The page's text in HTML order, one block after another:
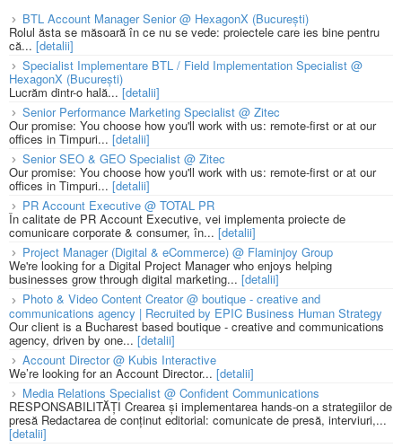
BTL Account Manager Senior @ HexagonX (București)
Rolul ăsta se măsoară în ce nu se vede: proiectele care ies bine pentru
că... [detalii]
Specialist Implementare BTL / Field Implementation Specialist @
HexagonX (București)
Lucrăm dintr-o hală...[detalii]
Senior Performance Marketing Specialist @ Zitec
Our promise: You choose how you'll work with us: remote-first or at our
offices in Timpuri... [detalii]
Senior SEO & GEO Specialist @ Zitec
Our promise: You choose how you'll work with us: remote-first or at our
offices in Timpuri... [detalii]
PR Account Executive @ TOTAL PR
În calitate de PR Account Executive, vei implementa proiecte de
comunicare corporate & consumer, în... [detalii]
Project Manager (Digital & eCommerce) @ Flaminjoy Group
We're looking for a Digital Project Manager who enjoys helping
businesses grow through digital marketing... [detalii]
Photo & Video Content Creator @ boutique - creative and
communications agency | Recruited by EPIC Business Human Strategy
Our client is a Bucharest based boutique - creative and communications
agency, driven by one... [detalii]
Account Director @ Kubis Interactive
We’re looking for an Account Director... [detalii]
Media Relations Specialist @ Confident Communications
RESPONSABILITĂȚI Crearea și implementarea hands-on a strategiilor de
presă Redactarea de conținut editorial: comunicate de presă, interviuri,...
[detalii]